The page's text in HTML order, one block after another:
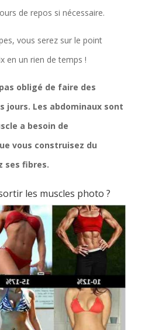
de repos si nécessaire.
vous serez sur le point
en un rien de temps !
obligé de faire des
jours. Les abdominaux sont
a besoin de
vous construisez du
ses fibres.
les muscles photo ?